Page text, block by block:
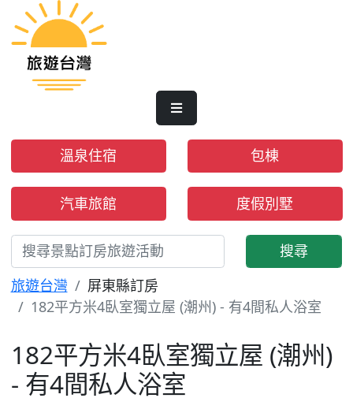
溫泉住宿 包棟
汽車旅館 度假別墅
搜尋
旅遊台灣
屏東縣訂房
182平方米4臥室獨立屋 (潮州) - 有4間私人浴室
182平方米4臥室獨立屋 (潮州)
- 有4間私人浴室